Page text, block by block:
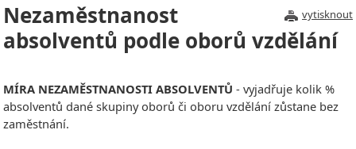
vytisknout
Nezaměstnanost
absolventů podle oborů vzdělání
MÍRA NEZAMĚSTNANOSTI ABSOLVENTŮ - vyjadřuje kolik %
absolventů dané skupiny oborů či oboru vzdělání zůstane bez
zaměstnání.